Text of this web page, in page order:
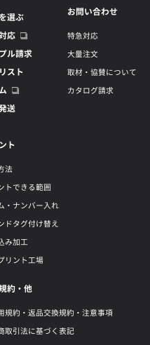
選ぶ
応
ル請求
スト
送
お問い合わせ
特急対応
大量注文
取材・協賛について
カタログ請求
ト
法
トできる範囲
・ナンバー入れ
ドタグ付け替え
み加工
リント工場
約・他
規約・返品交換規約・注意事項
取引法に基づく表記